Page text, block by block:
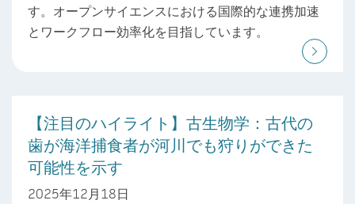
す。オープンサイエンスにおける国際的な連携加速
とワークフロー効率化を目指しています。
【注目のハイライト】古生物学：古代の
歯が海洋捕食者が河川でも狩りができた
可能性を示す
2025年12月18日